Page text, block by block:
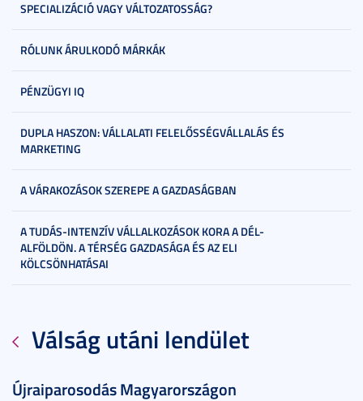
SPECIALIZÁCIÓ VAGY VÁLTOZATOSSÁG?
RÓLUNK ÁRULKODÓ MÁRKÁK
PÉNZÜGYI IQ
DUPLA HASZON: VÁLLALATI FELELŐSSÉGVÁLLALÁS ÉS
MARKETING
A VÁRAKOZÁSOK SZEREPE A GAZDASÁGBAN
A TUDÁS-INTENZÍV VÁLLALKOZÁSOK KORA A DÉL-
ALFÖLDÖN. A TÉRSÉG GAZDASÁGA ÉS AZ ELI
KÖLCSÖNHATÁSAI
Válság utáni lendület
Újraiparosodás Magyarországon